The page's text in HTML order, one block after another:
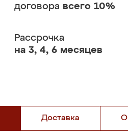
договора всего 10%
Рассрочка
на 3, 4, 6 месяцев
Доставка